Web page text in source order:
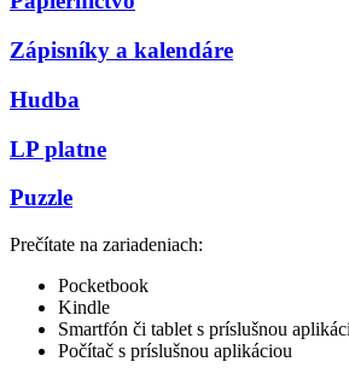
Zápisníky a kalendáre
Hudba
LP platne
Puzzle
Prečítate na zariadeniach:
Pocketbook
Kindle
Smartfón či tablet s príslušnou
Počítač s príslušnou aplikáciou